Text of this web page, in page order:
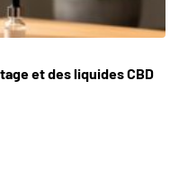
et des liquides CBD